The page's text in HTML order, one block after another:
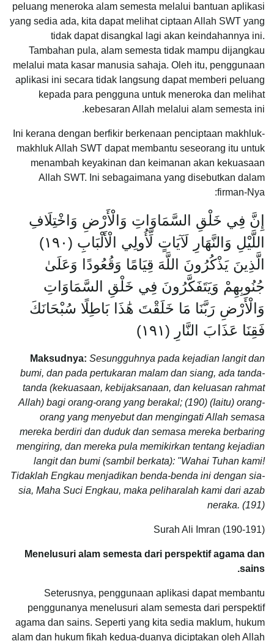
peluang meneroka alam semesta melalui bantuan aplikasi
yang sedia ada, kita dapat melihat ciptaan Allah SWT yang
tidak dapat disangkal lagi akan keindahannya ini.
Tambahan pula, alam semesta tidak mampu dijangkau
melalui mata kasar manusia sahaja. Oleh itu, penggunaan
aplikasi ini secara tidak langsung dapat memberi peluang
kepada para pengguna untuk meneroka dan melihat
kebesaran Allah melalui alam semesta ini.
Ini kerana dengan berfikir berkenaan penciptaan makhluk-
makhluk Allah SWT dapat membantu seseorang itu untuk
menambah keyakinan dan keimanan akan kekuasaan
Allah SWT. Ini sebagaimana yang disebutkan dalam
firman-Nya:
إِنَّ فِي خَلْقِ السَّمَاوَاتِ وَالْأَرْضِ وَاخْتِلَافِ
اللَّيْلِ وَالنَّهَارِ لَآيَاتٍ لِّأُولِي الْأَلْبَابِ ‎(١٩٠)
الَّذِينَ يَذْكُرُونَ اللَّهَ قِيَامًا وَقُعُودًا وَعَلَىٰ
جُنُوبِهِمْ وَيَتَفَكَّرُونَ فِي خَلْقِ السَّمَاوَاتِ
وَالْأَرْضِ رَبَّنَا مَا خَلَقْتَ هَٰذَا بَاطِلًا سُبْحَانَكَ
فَقِنَا عَذَابَ النَّارِ ‎(١٩١)
Maksudnya: Sesungguhnya pada kejadian langit dan
bumi, dan pada pertukaran malam dan siang, ada tanda-
tanda (kekuasaan, kebijaksanaan, dan keluasan rahmat
Allah) bagi orang-orang yang berakal; (190) (Iaitu) orang-
orang yang menyebut dan mengingati Allah semasa
mereka berdiri dan duduk dan semasa mereka berbaring
mengiring, dan mereka pula memikirkan tentang kejadian
langit dan bumi (sambil berkata): "Wahai Tuhan kami!
Tidaklah Engkau menjadikan benda-benda ini dengan sia-
sia, Maha Suci Engkau, maka peliharalah kami dari azab
neraka. (191)
Surah Ali Imran (190-191)
Menelusuri alam semesta dari perspektif agama dan
sains.
Seterusnya, penggunaan aplikasi dapat membantu
penggunanya menelusuri alam semesta dari perspektif
agama dan sains. Seperti yang kita sedia maklum, hukum
alam dan hukum fikah kedua-duanya diciptakan oleh Allah